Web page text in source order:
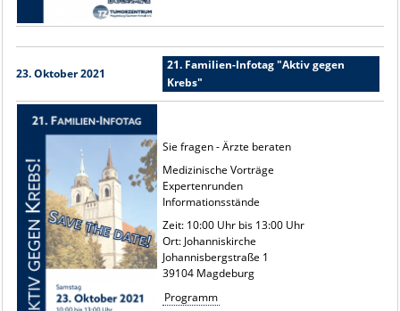
23. Oktober 2021
21. Familien-Infotag "Aktiv gegen
Krebs"
Sie fragen - Ärzte beraten
Medizinische Vorträge
Expertenrunden
Informationsstände
Zeit: 10:00 Uhr bis 13:00 Uhr
Ort: Johanniskirche
Johannisbergstraße 1
39104 Magdeburg
Programm